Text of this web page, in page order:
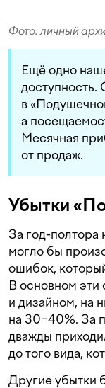
Фото: личный
Ещё одно
доступность.
в
а
Месячная
от продаж.
Убытки
За год-полтора
могло бы
ошибок,
В основном
и дизайном, на
на 30−40%. За
дважды
до того вида,
Другие убытки